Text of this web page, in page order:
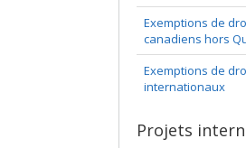
Exemptions de
canadiens hors
Exemptions de
internationaux
Projets